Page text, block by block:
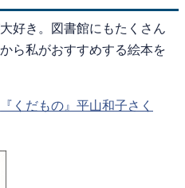
好き。図書館にもたくさん
ら私がおすすめする絵本を
『くだもの』平山和子さく